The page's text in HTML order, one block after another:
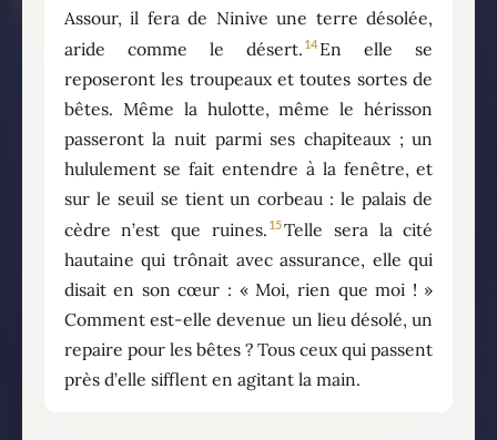
Assour, il fera de Ninive une terre désolée,
aride comme le désert. 14 En elle se
reposeront les troupeaux et toutes sortes de
bêtes. Même la hulotte, même le hérisson
passeront la nuit parmi ses chapiteaux ; un
hululement se fait entendre à la fenêtre, et
sur le seuil se tient un corbeau : le palais de
cèdre n’est que ruines. 15Telle sera la cité
hautaine qui trônait avec assurance, elle qui
disait en son cœur : « Moi, rien que moi ! »
Comment est-elle devenue un lieu désolé, un
repaire pour les bêtes ? Tous ceux qui passent
près d’elle sifflent en agitant la main.